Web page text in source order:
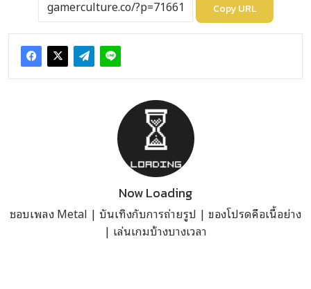
Copy URL
Now Loading
ชอบเพลง Metal | บันเทิงกับการถ่ายรูป | ของโปรดคือเนื้อย่าง
| เล่นเกมบ้างบางเวลา